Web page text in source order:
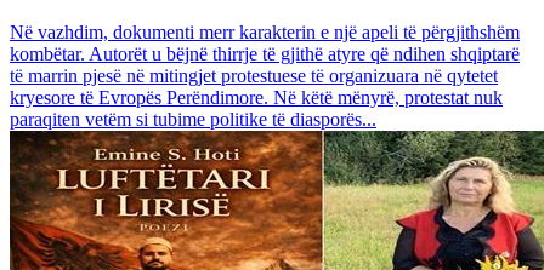
Në vazhdim, dokumenti merr karakterin e një apeli të përgjithshëm
kombëtar. Autorët u bëjnë thirrje të gjithë atyre që ndihen shqiptarë
të marrin pjesë në mitingjet protestuese të organizuara në qytetet
kryesore të Evropës Perëndimore. Në këtë mënyrë, protestat nuk
paraqiten vetëm si tubime politike të diasporës...